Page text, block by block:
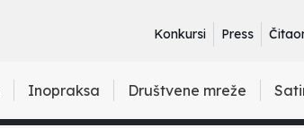
Konkursi Press
Inopraksa Društvene mreže